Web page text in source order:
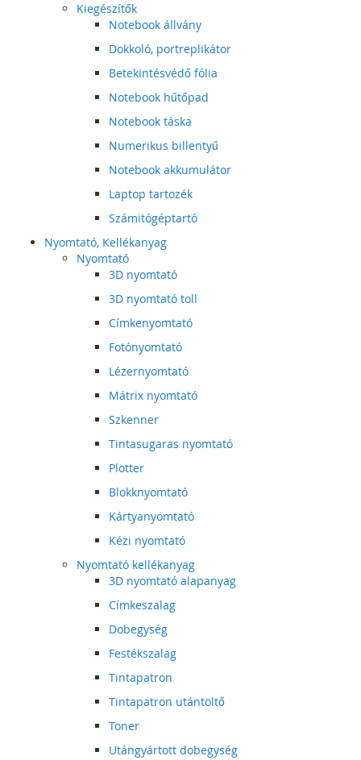
Kiegészítők
Notebook állvány
Dokkoló, portreplikátor
Betekintésvédő fólia
Notebook hűtőpad
Notebook táska
Numerikus billentyű
Notebook akkumulátor
Laptop tartozék
Számitógéptartó
Nyomtató, Kellékanyag
Nyomtató
3D nyomtató
3D nyomtató toll
Címkenyomtató
Fotónyomtató
Lézernyomtató
Mátrix nyomtató
Szkenner
Tintasugaras nyomtató
Plotter
Blokknyomtató
Kártyanyomtató
Kézi nyomtató
Nyomtató kellékanyag
3D nyomtató alapanyag
Címkeszalag
Dobegység
Festékszalag
Tintapatron
Tintapatron utántöltő
Toner
Utángyártott dobegység